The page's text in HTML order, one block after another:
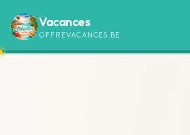
Vacances
OFFREVACANCES.BE